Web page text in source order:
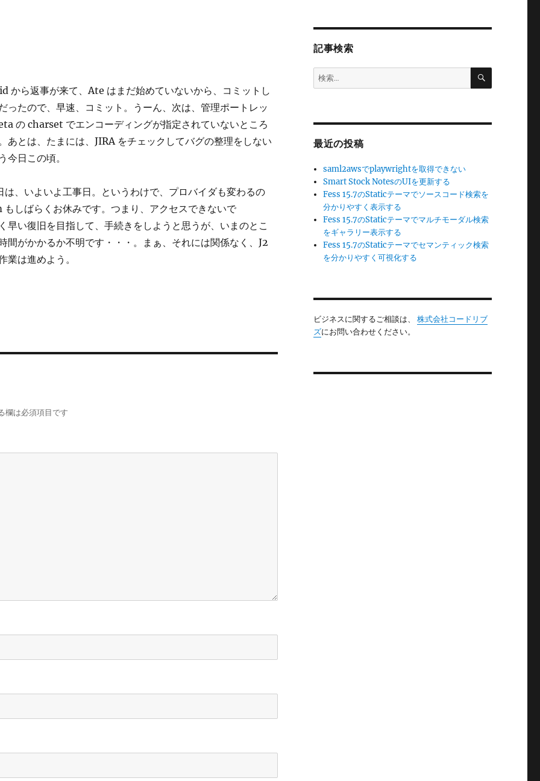
から返事が来て、Ate はまだ始めていないから、コミットし
ったので、早速、コミット。うーん、次は、管理ポートレッ
の charset でエンコーディングが指定されていないところ
あとは、たまには、JIRA をチェックしてバグの整理をしない
今日この頃。
は、いよいよ工事日。というわけで、プロバイダも変わるの
しばらくお休みです。つまり、アクセスできないで
早い復旧を目指して、手続きをしようと思うが、いまのとこ
間がかかるか不明です・・・。まぁ、それには関係なく、J2
業は進めよう。
欄は必須項目です
記事検索
検
索:
検
最近の投稿
saml2awsでplaywrightを取得できない
Smart Stock NotesのUIを更新する
Fess 15.7のStaticテーマでソースコード検索を
分かりやすく表示する
Fess 15.7のStaticテーマでマルチモーダル検索
をギャラリー表示する
Fess 15.7のStaticテーマでセマンティック検索
を分かりやすく可視化する
ビジネスに関するご相談は、 株式会社コードリブ
ズにお問い合わせください。